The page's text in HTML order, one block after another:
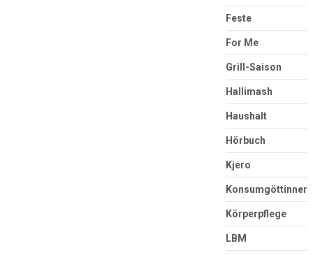
Feste
For Me
Grill-Saison
Hallimash
Haushalt
Hörbuch
Kjero
Konsumgöttinnen
Körperpflege
LBM